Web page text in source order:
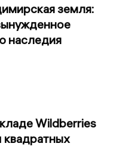
земля:
наследия
Wildberries
квадратных